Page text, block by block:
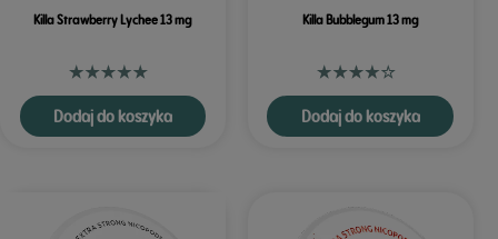
Killa Strawberry Lychee 13 mg
Dodaj do koszyka
Killa Bubblegum 13 mg
Dodaj do koszyka